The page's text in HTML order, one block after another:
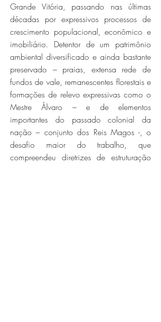
Grande Vitória, passando nas últimas
décadas por expressivos processos de
crescimento populacional, econômico e
imobiliário. Detentor de um patrimônio
ambiental diversificado e ainda bastante
preservado – praias, extensa rede de
fundos de vale, remanescentes florestais e
formações de relevo expressivas como o
Mestre Álvaro – e de elementos
importantes do passado colonial da
nação – conjunto dos Reis Magos -, o
desafio maior do trabalho, que
compreendeu diretrizes de estruturação